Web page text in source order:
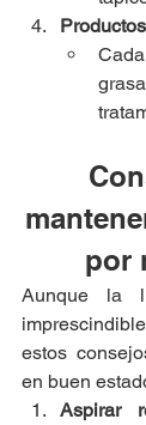
por
Aunque la
estos
en buen
Aspirar